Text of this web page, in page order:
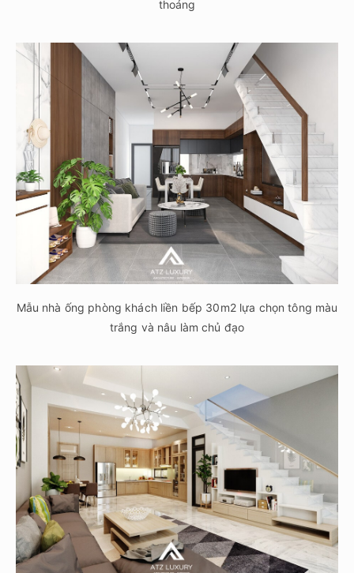
thoáng
Mẫu nhà ống phòng khách liền bếp 30m2 lựa chọn tông màu
trắng và nâu làm chủ đạo